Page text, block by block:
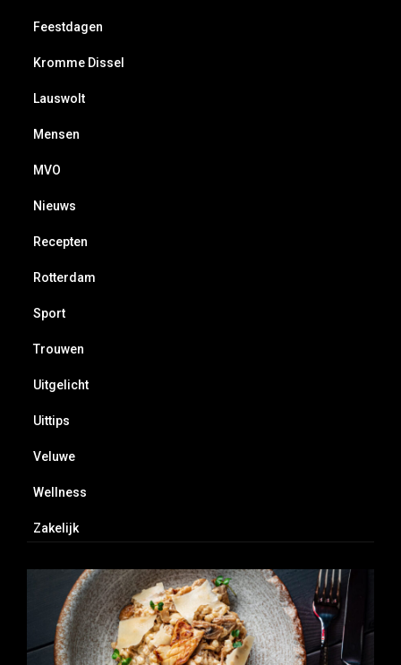
Feestdagen
Kromme Dissel
Lauswolt
Mensen
MVO
Nieuws
Recepten
Rotterdam
Sport
Trouwen
Uitgelicht
Uittips
Veluwe
Wellness
Zakelijk